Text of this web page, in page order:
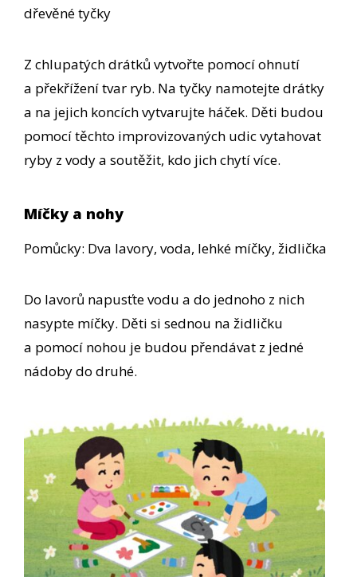
dřevěné tyčky
Z chlupatých drátků vytvořte pomocí ohnutí
a překřížení tvar ryb. Na tyčky namotejte drátky
a na jejich koncích vytvarujte háček. Děti budou
pomocí těchto improvizovaných udic vytahovat
ryby z vody a soutěžit, kdo jich chytí více.
Míčky a nohy
Pomůcky: Dva lavory, voda, lehké míčky, židlička
Do lavorů napusťte vodu a do jednoho z nich
nasypte míčky. Děti si sednou na židličku
a pomocí nohou je budou přendávat z jedné
nádoby do druhé.